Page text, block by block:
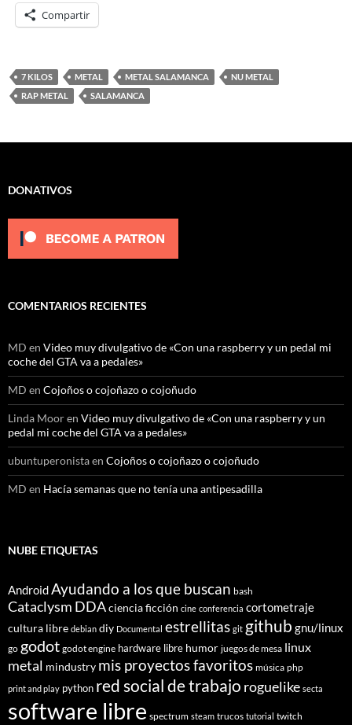
Compartir
7 KILOS METAL METAL SALAMANCA
NU METAL
RAP METAL
SALAMANCA
DONATIVOS
COMENTARIOS RECIENTES
MD en Video muy divulgativo de «Con una raspberry y un pedal mi
coche del GTA va a pedales»
MD en Cojoños o cojoñazo o cojoñudo
Linda Mooren Video muy divulgativo de «Con una raspberry y un
pedal mi coche del GTA va a pedales»
ubuntuperonistaen Cojoños o cojoñazo o cojoñudo
MD en Hacía semanas que no tenía una antipesadilla
NUBE ETIQUETAS
AndroidAyudando a los que buscan bash
Cataclysm DDAciencia ficción cine conferencia cortometraje
cultura libre debian diy Documental estrellitas git github gnu/linux
go godot godot engine hardware libre humor juegos de mesa linux
metal mindustry mis proyectos favoritos música php
print and play python red social de trabajo roguelike secta
software libre spectrum steam trucos tutorial twitch